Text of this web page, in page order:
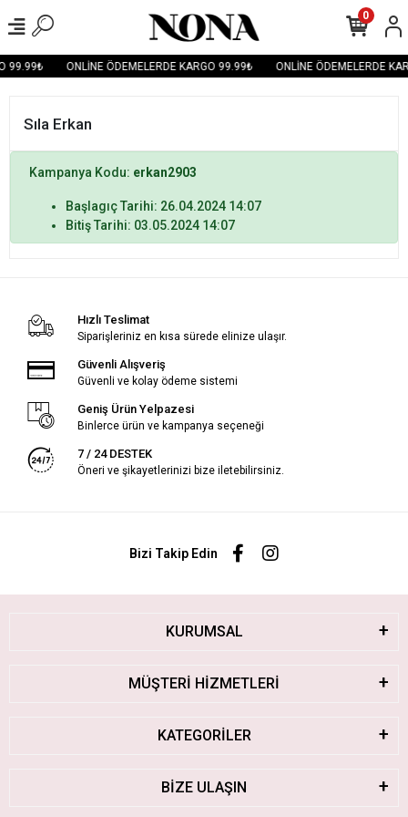
99.99₺ ONLİNE ÖDEMELERDE KARGO 99.99₺ ONLİNE ÖDEMELERDE
0
Sıla Erkan
Kampanya Kodu: erkan2903
Başlagıç Tarihi: 26.04.2024 14:07
Bitiş Tarihi: 03.05.2024 14:07
Hızlı Teslimat
Siparişleriniz en kısa sürede elinize ulaşır.
Güvenli Alışveriş
Güvenli ve kolay ödeme sistemi
Geniş Ürün Yelpazesi
Binlerce ürün ve kampanya seçeneği
7 / 24 DESTEK
Öneri ve şikayetlerinizi bize iletebilirsiniz.
Bizi Takip Edin
KURUMSAL
MÜŞTERİ HİZMETLERİ
KATEGORİLER
BİZE ULAŞIN